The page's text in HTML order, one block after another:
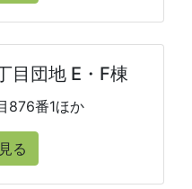
目団地 E・F棟
876番1ほか
る